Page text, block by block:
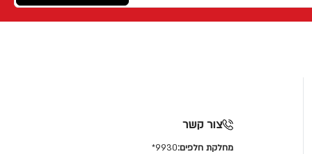
צור קשר
מחלקת חלפים:9930*